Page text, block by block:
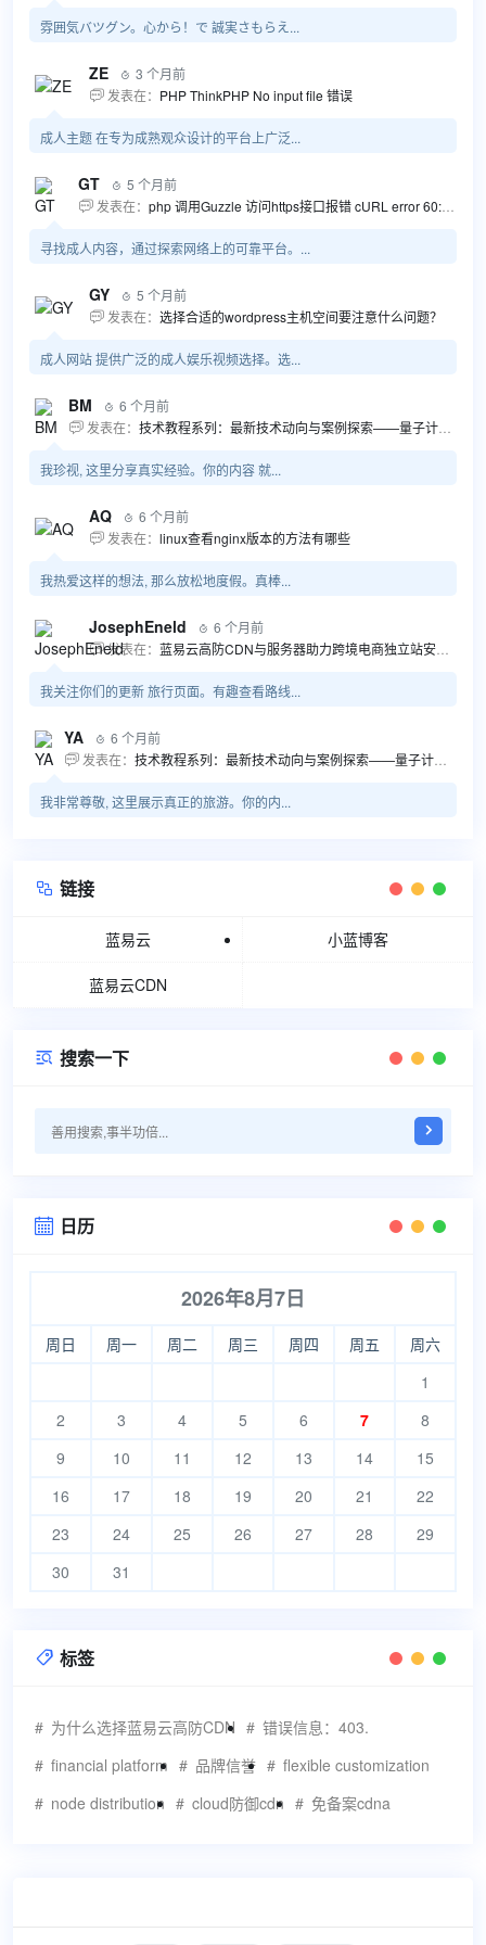
雰囲気バツグン。心から！で 誠実さもらえ...
ZE  3 个月前
 发表在： PHP ThinkPHP No input file 错误
成人主题 在专为成熟观众设计的平台上广泛...
GT  5 个月前
 发表在： php 调用Guzzle 访问https接口报错 cURL error 60: SSL certificate problem...
寻找成人内容，通过探索网络上的可靠平台。...
GY  5 个月前
 发表在： 选择合适的wordpress主机空间要注意什么问题？
成人网站 提供广泛的成人娱乐视频选择。选...
BM  6 个月前
 发表在： 技术教程系列：最新技术动向与案例探索——量子计算商业应用揭秘 该教程将深入探索最新技术动态，重点关注量子计算技术在商业领域的应用，结合具体案例阐述其背景、起因、经过和结果。同时，强调技术文档和运维文档的重要性，揭示它们在新技术发展和行业标准...
我珍视, 这里分享真实经验。你的内容 就...
AQ  6 个月前
 发表在： linux查看nginx版本的方法有哪些
我热爱这样的想法, 那么放松地度假。真棒...
JosephEneld  6 个月前
 发表在： 蓝易云高防CDN与服务器助力跨境电商独立站安全高效发展
我关注你们的更新 旅行页面。有趣查看路线...
YA  6 个月前
 发表在： 技术教程系列：最新技术动向与案例探索——量子计算商业应用揭秘 该教程将深入探索最新技术动态，重点关注量子计算技术在商业领域的应用，结合具体案例阐述其背景、起因、经过和结果。同时，强调技术文档和运维文档的重要性，揭示它们在新技术发展和行业标准...
我非常尊敬, 这里展示真正的旅游。你的内...
 链接
蓝易云 小蓝博客
蓝易云CDN
 搜索一下
 日历
2026年8月7日
周日 周一 周二 周三 周四 周五
周六
1
2
3 4 5 6 7
8
9
10 11 12 13 14
15
16
17 18 19 20 21
22
23
24 25 26 27 28
29
30
31
 标签
为什么选择蓝易云高防CDN
错误信息：403.
financial platform
品牌信誉
flexible customization
node distribution
cloud防御cdn 免备案cdna